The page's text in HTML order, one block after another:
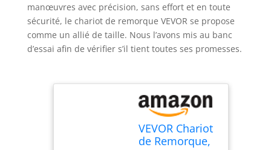
manœuvres avec précision, sans effort et en toute
sécurité, le chariot de remorque VEVOR se propose
comme un allié de taille. Nous l’avons mis au banc
d’essai afin de vérifier s’il tient toutes ses promesses.
VEVOR Chariot
de Remorque,